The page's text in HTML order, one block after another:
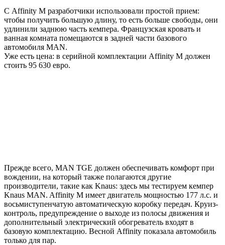
С Affinity M разработчики использовали простой прием:
чтобы получить большую длину, то есть больше свободы, они
удлинили заднюю часть кемпера. Французская кровать и
ванная комната помещаются в задней части базового
автомобиля MAN.
Уже есть цена: в серийной комплектации Affinity M должен
стоить 95 630 евро.
Прежде всего, MAN TGE должен обеспечивать комфорт при
вождении, на который также полагаются другие
производители, такие как Knaus: здесь мы тестируем кемпер
Knaus MAN. Affinity M имеет двигатель мощностью 177 л.с. и
восьмиступенчатую автоматическую коробку передач. Круиз-
контроль, предупреждение о выходе из полосы движения и
дополнительный электрический обогреватель входят в
базовую комплектацию. Весной Affinity показала автомобиль
только для пар.